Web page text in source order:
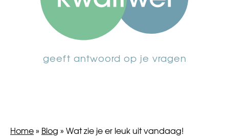
geeft antwoord op je vragen
Home» Blog » Wat zie je er leuk uit vandaag!